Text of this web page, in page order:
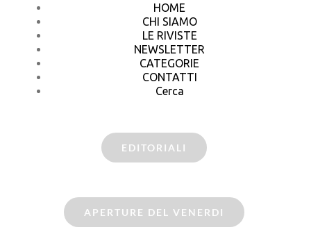
HOME
CHI SIAMO
LE RIVISTE
NEWSLETTER
CATEGORIE
CONTATTI
Cerca
EDITORIALI
APERTURE DEL VENERDI